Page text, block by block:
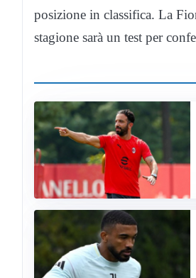
posizione in classifica. La
stagione sarà un test per